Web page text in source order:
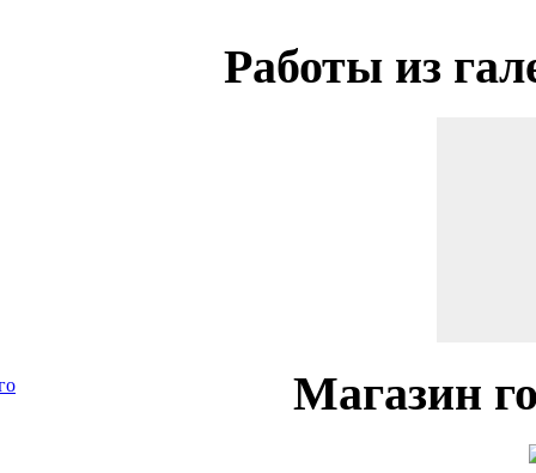
Работыиз
Магазин